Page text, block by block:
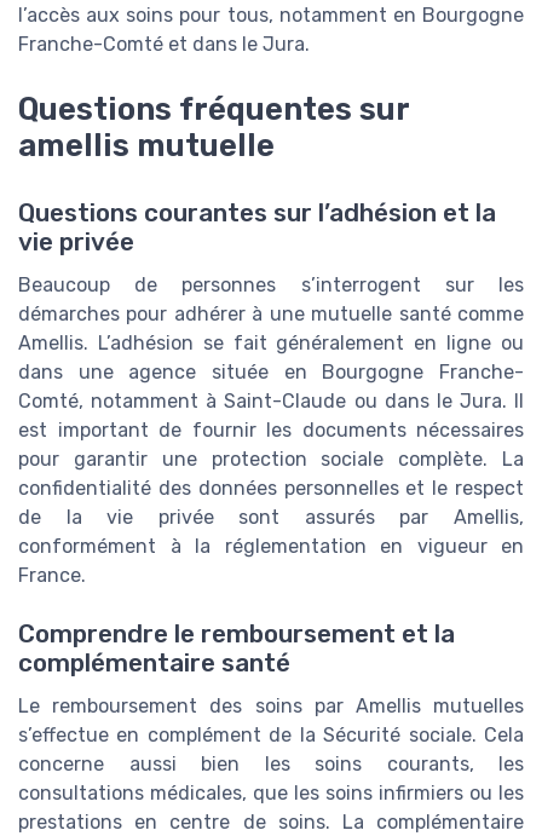
l’accès aux soins pour tous, notamment en Bourgogne
Franche-Comté et dans le Jura.
Questions fréquentes sur
amellis mutuelle
Questions courantes sur l’adhésion et la
vie privée
Beaucoup de personnes s’interrogent sur les
démarches pour adhérer à une mutuelle santé comme
Amellis. L’adhésion se fait généralement en ligne ou
dans une agence située en Bourgogne Franche-
Comté, notamment à Saint-Claude ou dans le Jura. Il
est important de fournir les documents nécessaires
pour garantir une protection sociale complète. La
confidentialité des données personnelles et le respect
de la vie privée sont assurés par Amellis,
conformément à la réglementation en vigueur en
France.
Comprendre le remboursement et la
complémentaire santé
Le remboursement des soins par Amellis mutuelles
s’effectue en complément de la Sécurité sociale. Cela
concerne aussi bien les soins courants, les
consultations médicales, que les soins infirmiers ou les
prestations en centre de soins. La complémentaire